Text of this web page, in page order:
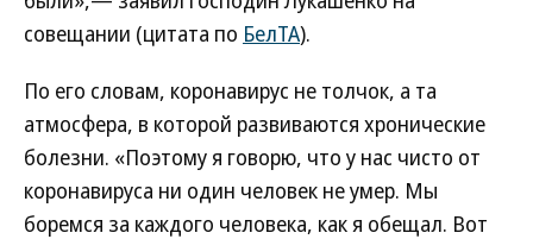
совещании (цитата по БелТА).
По его словам, коронавирус не толчок, а та
атмосфера, в которой развиваются хронические
болезни. «Поэтому я говорю, что у нас чисто от
коронавируса ни один человек не умер. Мы
боремся за каждого человека, как я обещал. Вот